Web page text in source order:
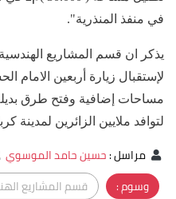
في منفذ المنذرية".
يذكر ان قسم المشاريع
لإستقبال زيارة أربعين الامام
مساحات إضافية وفتح طرق
لتوافد ملايين الزائرين لمدينة
مراسل:حسين حامد الموسوي
وسوم :
قسم المشاريع